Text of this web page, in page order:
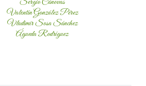
Valentín González Pérez
Vladimir Sosa Sánchez
Águeda Rodríguez